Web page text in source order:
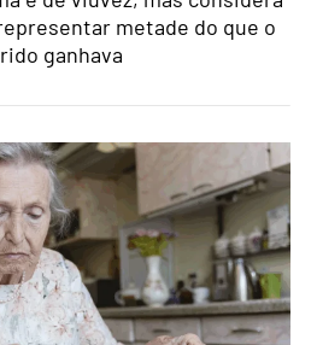
metade do que o
ganhava